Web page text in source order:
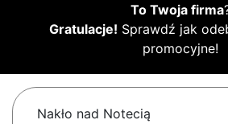
To Twoja firma
Gratulacje! Sprawdź jak
promocyjne!
Nakło nad Notecią